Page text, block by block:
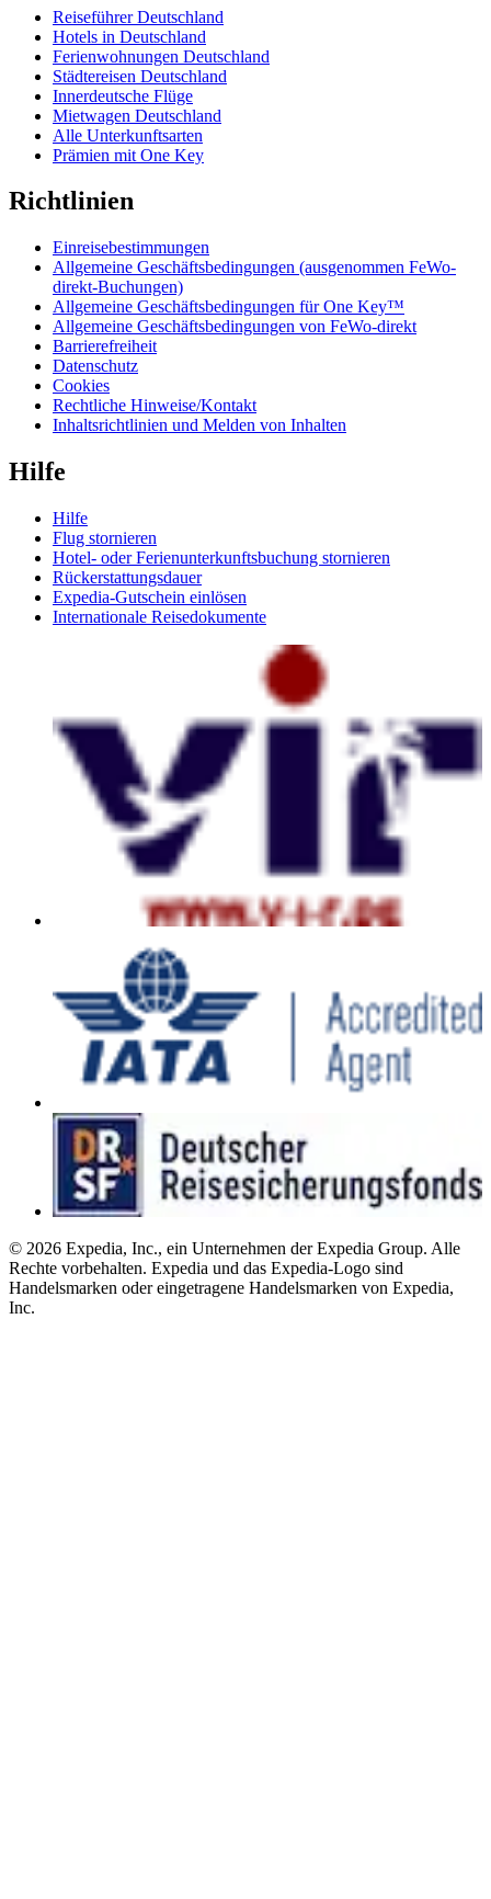
Reiseführer Deutschland
Hotels in Deutschland
Ferienwohnungen Deutschland
Städtereisen Deutschland
Innerdeutsche Flüge
Mietwagen Deutschland
Alle Unterkunftsarten
Prämien mit One Key
Richtlinien
Einreisebestimmungen
Allgemeine Geschäftsbedingungen (ausgenommen FeWo-
direkt-Buchungen)
Allgemeine Geschäftsbedingungen für One Key™
Allgemeine Geschäftsbedingungen von FeWo-direkt
Barrierefreiheit
Datenschutz
Cookies
Rechtliche Hinweise/Kontakt
Inhaltsrichtlinien und Melden von Inhalten
Hilfe
Hilfe
Flug stornieren
Hotel- oder Ferienunterkunftsbuchung stornieren
Rückerstattungsdauer
Expedia-Gutschein einlösen
Internationale Reisedokumente
© 2026 Expedia, Inc., ein Unternehmen der Expedia Group. Alle
Rechte vorbehalten. Expedia und das Expedia-Logo sind
Handelsmarken oder eingetragene Handelsmarken von Expedia,
Inc.